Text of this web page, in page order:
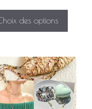
des options